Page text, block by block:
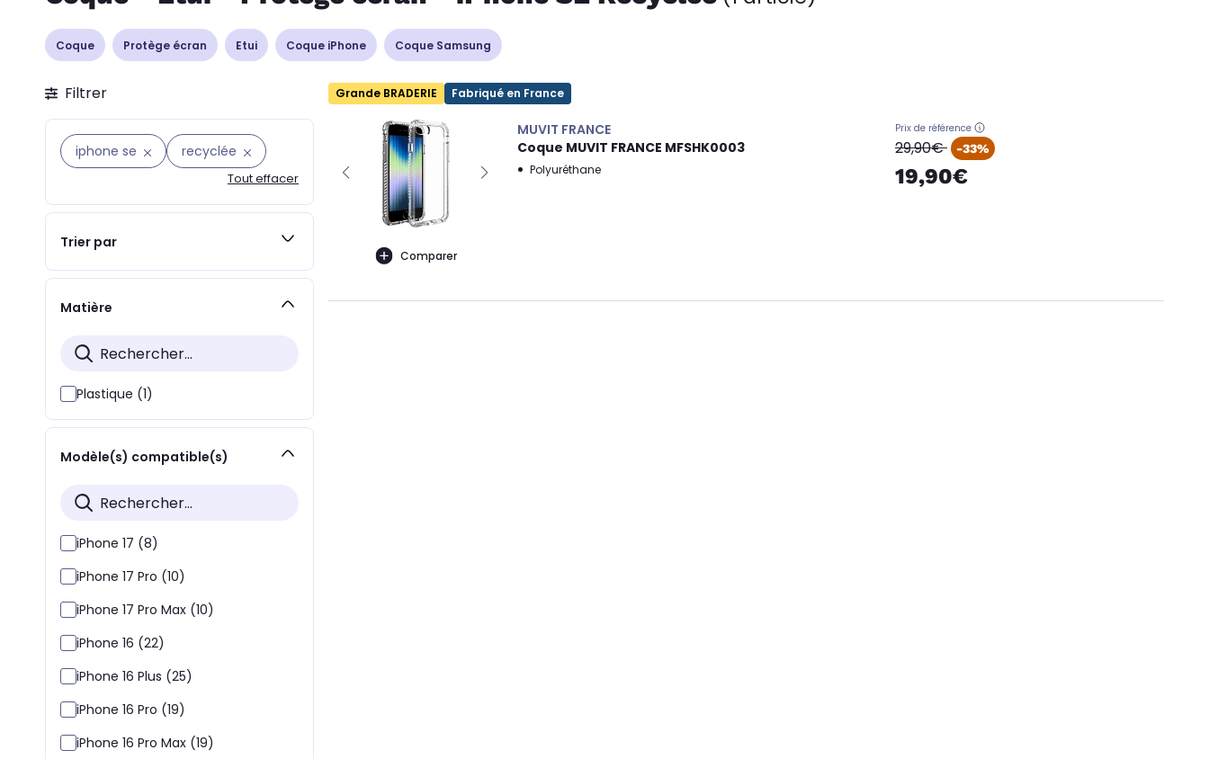
Coque Protège écran Etui Coque iPhone Coque Samsung
Filtrer
iphone se recyclée
Tout effacer
Trier par
Matière
Plastique (1)
Modèle(s) compatible(s)
iPhone 17 (8)
iPhone 17 Pro (10)
iPhone 17 Pro Max (10)
iPhone 16 (22)
iPhone 16 Plus (25)
iPhone 16 Pro (19)
iPhone 16 Pro Max (19)
Grande BRADERIE Fabriqué en France
Comparer
MUVIT FRANCE
Coque MUVIT FRANCE MFSHK0003
Polyuréthane
Prix de référence
oldPrice
29,90€ -33%
19,90€